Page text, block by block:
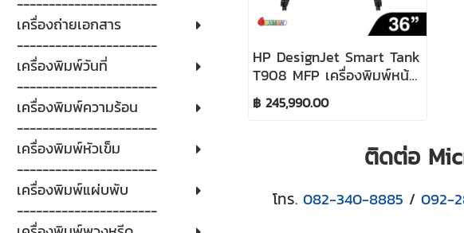
เครื่องถ่ายเอกสาร
----------------------
เครื่องพิมพ์วันที่
----------------------
เครื่องพิมพ์ความร้อน
----------------------
เครื่องพิมพ์หัวเข็ม
----------------------
เครื่องพิมพ์แผ่บพับ
----------------------
HP DesignJet Smart Tank
T908 MFP เครื่องพิมพ์หน้า
กว้าง 36 นิ้ว Multifunction
Printer
฿ 245,990.00
ติดต่อ
โทร. 082-340-8885 / 092-